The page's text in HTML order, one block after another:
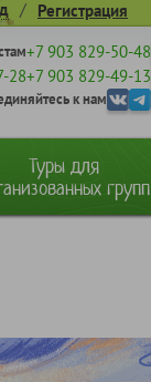
/ Регистрация
+7 903 829-50-48
28+7 903 829-49-13
к нам
Туры для
групп